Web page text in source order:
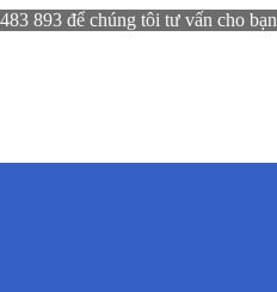
893 để chúng tôi tư vấn cho bạn